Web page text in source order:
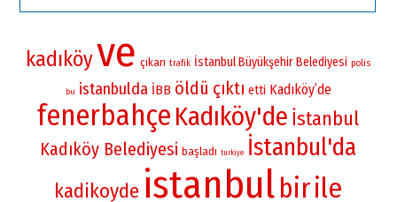
kadıköyve çıkan trafik İstanbul Büyükşehir Belediyesi polis
bu istanbulda İBB öldü çıktı etti Kadıköy’de
fenerbahçe Kadıköy'de İstanbul
Kadıköy Belediyesi başladı turkiye İstanbul'da
kadikoyde istanbulbirile